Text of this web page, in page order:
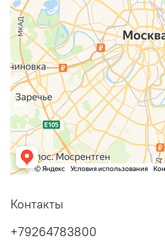
Контакты
+79264783800